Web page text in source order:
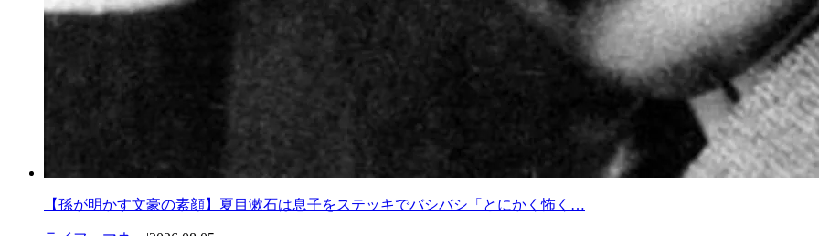
【孫が明かす文豪の素顔】夏目漱石は息子をステッキでバシバシ「とにかく怖く…